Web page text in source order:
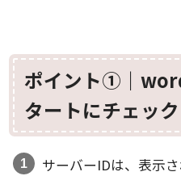
ポイント①｜
タートにチェック
サーバーIDは、表示